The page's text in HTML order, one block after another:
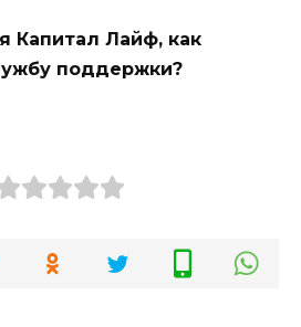
Капитал Лайф, как
поддержки?